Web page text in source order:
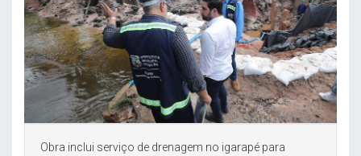
Obra inclui serviço de drenagem no igarapé para